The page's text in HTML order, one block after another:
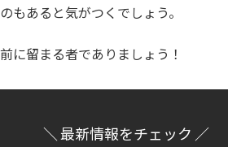
もあると気がつくでしょう。
に留まる者でありましょう！
＼ 最新情報をチェック ／